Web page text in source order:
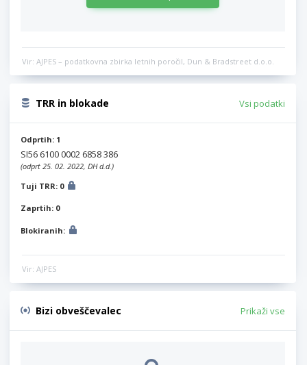
Vir: AJPES – podatkovna zbirka letnih poročil, Dun & Bradstreet d.o.o.
TRR in blokade Vsi podatki
Odprtih: 1
SI56 6100 0002 6858 386
(odprt 25. 02. 2022, DH d.d.)
Tuji TRR: 0
Zaprtih: 0
Blokiranih:
Vir: AJPES
Bizi obveščevalec Prikaži vse